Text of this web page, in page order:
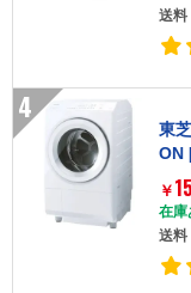
送料
4
東
ON
右
￥
在庫
送料